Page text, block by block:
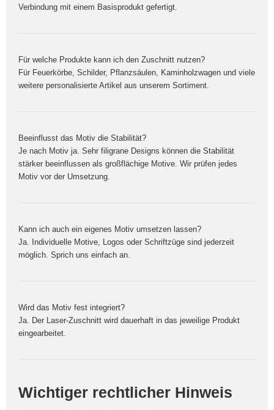
Verbindung mit einem Basisprodukt gefertigt.
Für welche Produkte kann ich den Zuschnitt nutzen?
Für Feuerkörbe, Schilder, Pflanzsäulen, Kaminholzwagen und viele
weitere personalisierte Artikel aus unserem Sortiment.
Beeinflusst das Motiv die Stabilität?
Je nach Motiv ja. Sehr filigrane Designs können die Stabilität
stärker beeinflussen als großflächige Motive. Wir prüfen jedes
Motiv vor der Umsetzung.
Kann ich auch ein eigenes Motiv umsetzen lassen?
Ja. Individuelle Motive, Logos oder Schriftzüge sind jederzeit
möglich. Sprich uns einfach an.
Wird das Motiv fest integriert?
Ja. Der Laser-Zuschnitt wird dauerhaft in das jeweilige Produkt
eingearbeitet.
Wichtiger rechtlicher Hinweis